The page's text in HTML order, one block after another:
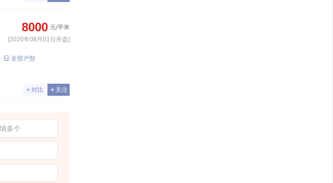
8000 元/平米
[2020年08月01日开盘]
全部户型
对比 关注